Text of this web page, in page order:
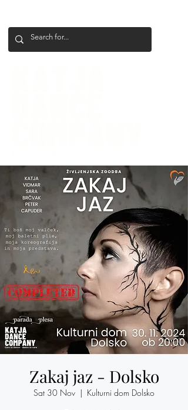
Zakaj jaz - Dolsko
Sat 30 Nov
  |
Kulturni dom Dolsko